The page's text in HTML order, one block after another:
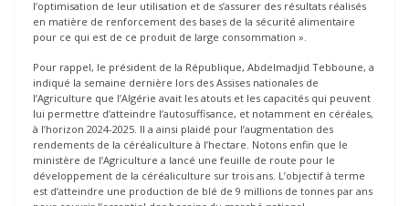
l’optimisation de leur utilisation et de s’assurer des résultats réalisés
en matière de renforcement des bases de la sécurité alimentaire
pour ce qui est de ce produit de large consommation ».
Pour rappel, le président de la République, Abdelmadjid Tebboune, a
indiqué la semaine dernière lors des Assises nationales de
l’Agriculture que l’Algérie avait les atouts et les capacités qui peuvent
lui permettre d’atteindre l’autosuffisance, et notamment en céréales,
à l’horizon 2024-2025. Il a ainsi plaidé pour l’augmentation des
rendements de la céréaliculture à l’hectare. Notons enfin que le
ministère de l’Agriculture a lancé une feuille de route pour le
développement de la céréaliculture sur trois ans. L’objectif à terme
est d’atteindre une production de blé de 9 millions de tonnes par ans